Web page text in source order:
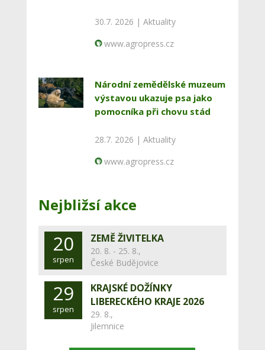
30.7. 2026 | Aktuality
www.agropress.cz
Národní zemědělské muzeum
výstavou ukazuje psa jako
pomocníka při chovu stád
28.7. 2026 | Aktuality
www.agropress.cz
Nejbližsí akce
20
srpen
ZEMĚ ŽIVITELKA
20. 8. - 25. 8.,
České Budějovice
29
srpen
KRAJSKÉ DOŽÍNKY
LIBERECKÉHO KRAJE 2026
29. 8.,
Jilemnice